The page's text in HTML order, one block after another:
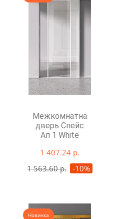
Межкомнатная
дверь Спейс
Ап 1 White
1 407.24 р.
1 563.60 р. -10%
Новинка